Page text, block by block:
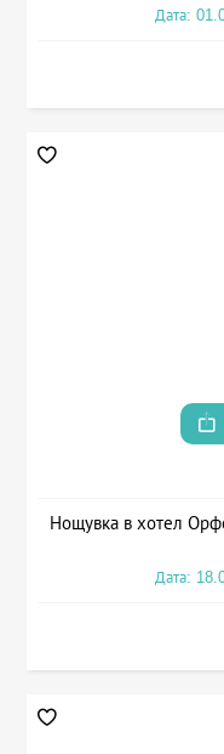
Дата:
Нощувка в хотел
Дата: